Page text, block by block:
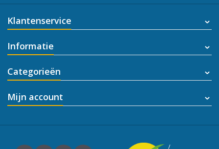
Klantenservice
Informatie
Categorieën
Mijn account
/